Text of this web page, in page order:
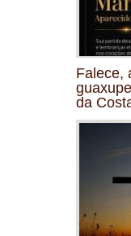
Falece,
da